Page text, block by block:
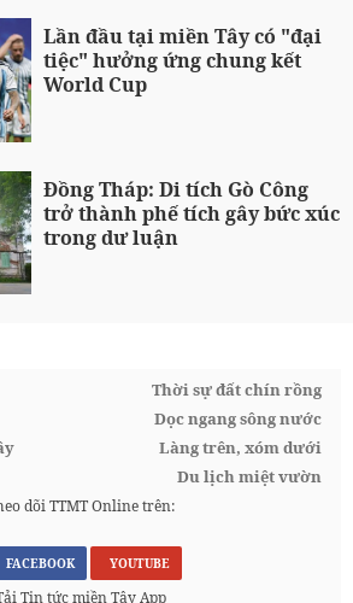
Lần đầu tại miền Tây có "đại
tiệc" hưởng ứng chung kết
World Cup
Đồng Tháp: Di tích Gò Công
trở thành phế tích gây bức xúc
trong dư luận
Thời sự đất chín rồng
Dọc ngang sông nước
Làng trên, xóm dưới
Du lịch miệt vườn
dõi TTMT Online trên:
FACEBOOK YOUTUBE
Tin tức miền Tây App